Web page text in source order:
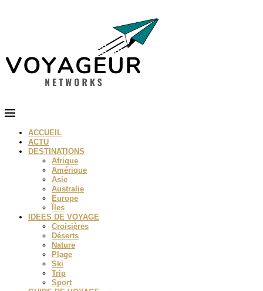
ACCUEIL
ACTU
DESTINATIONS
Afrique
Amérique
Asie
Australie
Europe
Îles
IDEES DE VOYAGE
Croisières
Déserts
Nature
Plage
Ski
Trip
Sport